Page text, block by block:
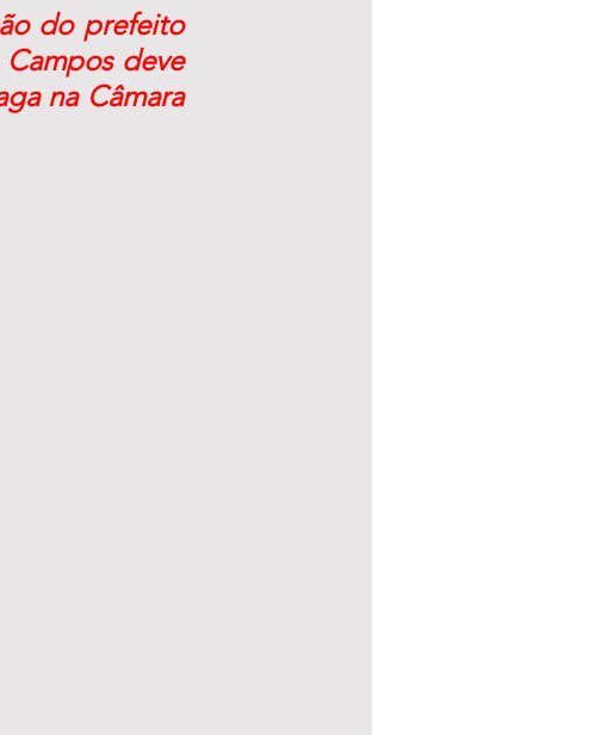
do prefeito
deve
na Câmara